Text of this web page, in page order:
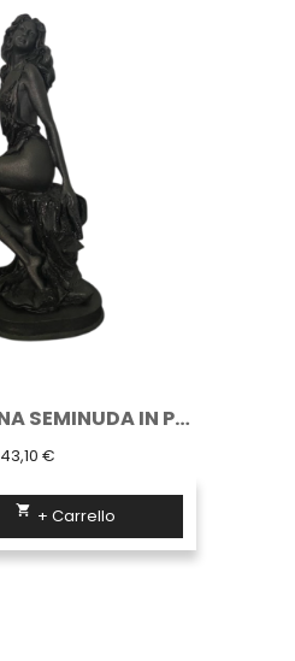
STATUA DONNA SEMINUDA IN PIETRA LAVICA
43,10 €
 + Carrello